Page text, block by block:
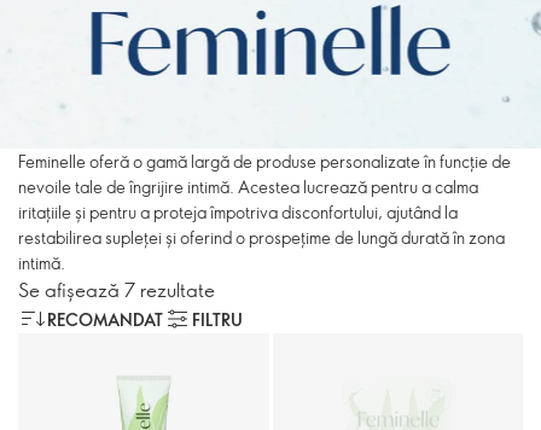
Feminelle oferă o gamă largă de produse personalizate în funcție de
nevoile tale de îngrijire intimă. Acestea lucrează pentru a calma
iritațiile și pentru a proteja împotriva disconfortului, ajutând la
restabilirea supleței și oferind o prospețime de lungă durată în zona
intimă.
Se afișează 7 rezultate
RECOMANDAT FILTRU